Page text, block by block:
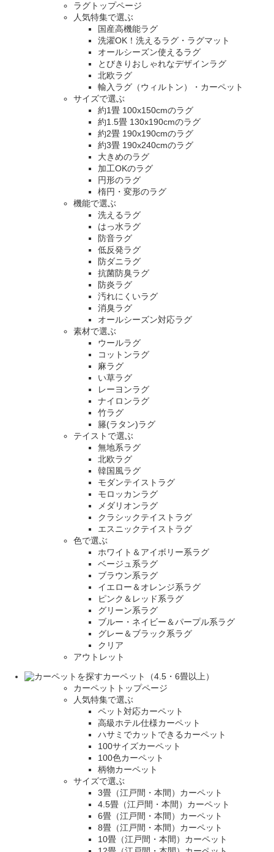
ラグトップページ
人気特集で選ぶ
国産高機能ラグ
洗濯OK！洗えるラグ・ラグマット
オールシーズン使えるラグ
とびきりおしゃれなデザインラグ
北欧ラグ
輸入ラグ（ウィルトン）・カーペット
サイズで選ぶ
約1畳 100x150cmのラグ
約1.5畳 130x190cmのラグ
約2畳 190x190cmのラグ
約3畳 190x240cmのラグ
大きめのラグ
加工OKのラグ
円形のラグ
楕円・変形のラグ
機能で選ぶ
洗えるラグ
はっ水ラグ
防音ラグ
低反発ラグ
防ダニラグ
抗菌防臭ラグ
防炎ラグ
汚れにくいラグ
消臭ラグ
オールシーズン対応ラグ
素材で選ぶ
ウールラグ
コットンラグ
麻ラグ
い草ラグ
レーヨンラグ
ナイロンラグ
竹ラグ
籐(ラタン)ラグ
テイストで選ぶ
無地系ラグ
北欧ラグ
韓国風ラグ
モダンテイストラグ
モロッカンラグ
メダリオンラグ
クラシックテイストラグ
エスニックテイストラグ
色で選ぶ
ホワイト＆アイボリー系ラグ
ベージュ系ラグ
ブラウン系ラグ
イエロー＆オレンジ系ラグ
ピンク＆レッド系ラグ
グリーン系ラグ
ブルー・ネイビー＆パープル系ラグ
グレー＆ブラック系ラグ
クリア
アウトレット
カーペット（4.5・6畳以上）
カーペットトップページ
人気特集で選ぶ
ペット対応カーペット
高級ホテル仕様カーペット
ハサミでカットできるカーペット
100サイズカーペット
100色カーペット
柄物カーペット
サイズで選ぶ
3畳（江戸間・本間）カーペット
4.5畳（江戸間・本間）カーペット
6畳（江戸間・本間）カーペット
8畳（江戸間・本間）カーペット
10畳（江戸間・本間）カーペット